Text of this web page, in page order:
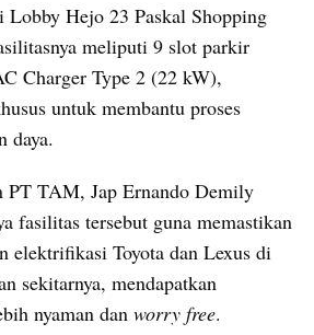
Lobby Hejo 23 Paskal Shopping
meliputi 9 slot parkir
Charger Type 2 (22 kW),
untuk membantu proses
daya.
PT TAM, Jap Ernando Demily
fasilitas tersebut guna memastikan
elektrifikasi Toyota dan Lexus di
sekitarnya, mendapatkan
nyaman dan worry free.